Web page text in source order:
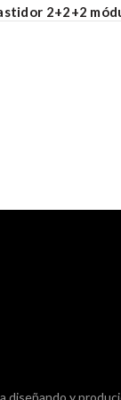
2+2+2